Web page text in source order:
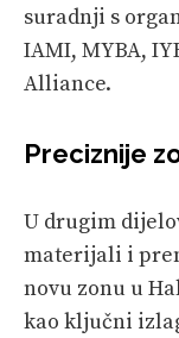
suradnji s
IAMI, MYBA,
Alliance.
Preciznije
U drugim
materijali i
novu zonu u
kao ključni